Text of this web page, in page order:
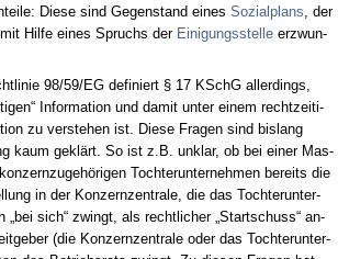
Die­se sind Ge­gen­stand ei­nes So­zi­al­plans, der
Hil­fe ei­nes Spruchs der Ei­ni­gungs­stel­leer­zwun­
98/59/EG de­fi­niert § 17 KSchG al­ler­dings,
In­for­ma­ti­on und da­mit un­ter ei­nem recht­zei­ti­
zu ver­ste­hen ist. Die­se Fra­gen sind bis­lang
kaum geklärt. So ist z.B. un­klar, ob bei ei­ner Mas­
Toch­ter­un­ter­neh­men be­reits die
in der Kon­zern­zen­tra­le, die das Toch­ter­un­ter­
„bei sich“ zwingt, als recht­li­cher „Start­schuss“ an­
(die Kon­zern­zen­tra­le oder das Toch­ter­un­ter­